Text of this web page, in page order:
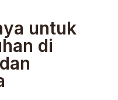
untuk
di